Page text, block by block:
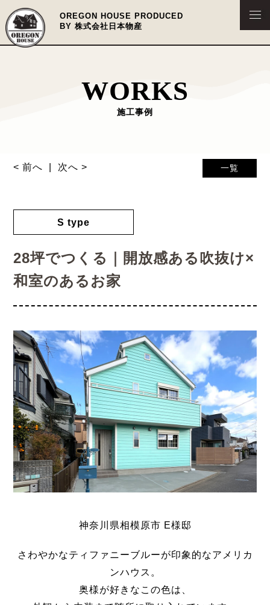
OREGON HOUSE PRODUCED
BY 株式会社日本物産
WORKS
施工事例
一覧
< 前へ 次へ >
S type
28坪でつくる｜開放感ある吹抜け×
和室のあるお家
神奈川県相模原市 E様邸
さわやかなティファニーブルーが印象的なアメリカ
ンハウス。
奥様が好きなこの色は、